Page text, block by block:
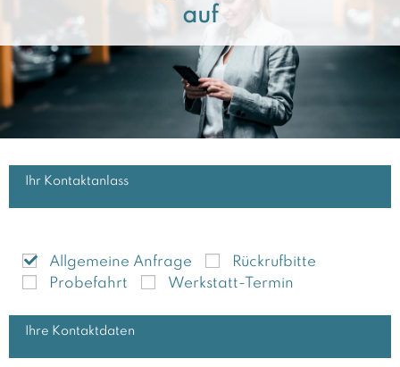
auf
Ihr Kontaktanlass
Allgemeine Anfrage
Rückrufbitte
Probefahrt
Werkstatt-Termin
Ihre Kontaktdaten